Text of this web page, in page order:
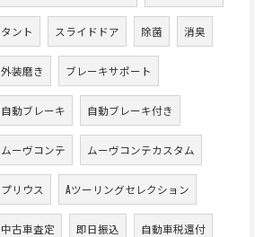
タント スライドドア 除菌 消臭
外装磨き ブレーキサポート
自動ブレーキ 自動ブレーキ付き
ムーヴコンテ ムーヴコンテカスタム
プリウス Aツーリングセレクション
中古車査定 即日振込 自動車税還付